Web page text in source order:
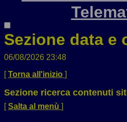
Sezione data e
06/08/2026 23:48
[Torna all'inizio ]
Sezione ricerca contenuti
[Salta al menù ]